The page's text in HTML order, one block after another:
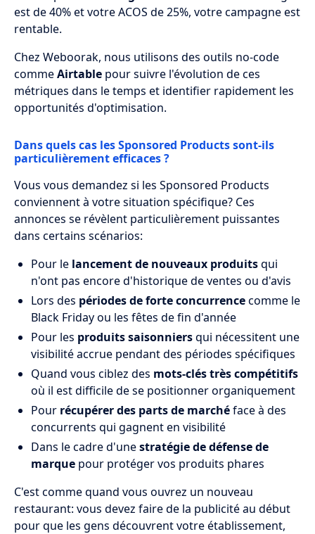
est de 40% et votre ACOS de 25%, votre campagne est
rentable.
Chez Weboorak, nous utilisons des outils no-code
commeAirtable pour suivre l'évolution de ces
métriques dans le temps et identifier rapidement les
opportunités d'optimisation.
Dans quels cas les Sponsored Products sont-ils
particulièrement efficaces ?
Vous vous demandez si les Sponsored Products
conviennent à votre situation spécifique? Ces
annonces se révèlent particulièrement puissantes
dans certains scénarios:
Pour le lancement de nouveaux produitsqui
n'ont pas encore d'historique de ventes ou d'avis
Lors des périodes de forte concurrencecomme le
Black Friday ou les fêtes de fin d'année
Pour les produits saisonniersqui nécessitent une
visibilité accrue pendant des périodes spécifiques
Quand vous ciblez des mots-clés très compétitifs
où il est difficile de se positionner organiquement
Pour récupérer des parts de marchéface à des
concurrents qui gagnent en visibilité
Dans le cadre d'unestratégie de défense de
marque pour protéger vos produits phares
C'est comme quand vous ouvrez un nouveau
restaurant: vous devez faire de la publicité au début
pour que les gens découvrent votre établissement,